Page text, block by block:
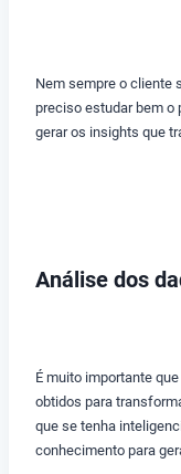
Nem sempre o cliente
preciso estudar bem
gerar os insights que
Análise dos
É muito importante
obtidos para
que se tenha
conhecimento para